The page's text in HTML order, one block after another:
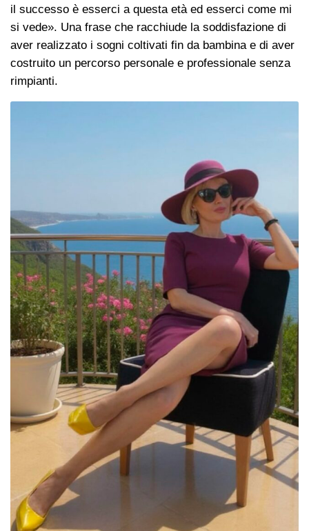
il successo è esserci a questa età ed esserci come mi
si vede». Una frase che racchiude la soddisfazione di
aver realizzato i sogni coltivati fin da bambina e di aver
costruito un percorso personale e professionale senza
rimpianti.